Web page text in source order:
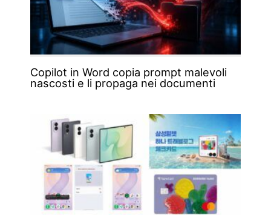
Copilot in Word copia prompt malevoli
nascosti e li propaga nei documenti